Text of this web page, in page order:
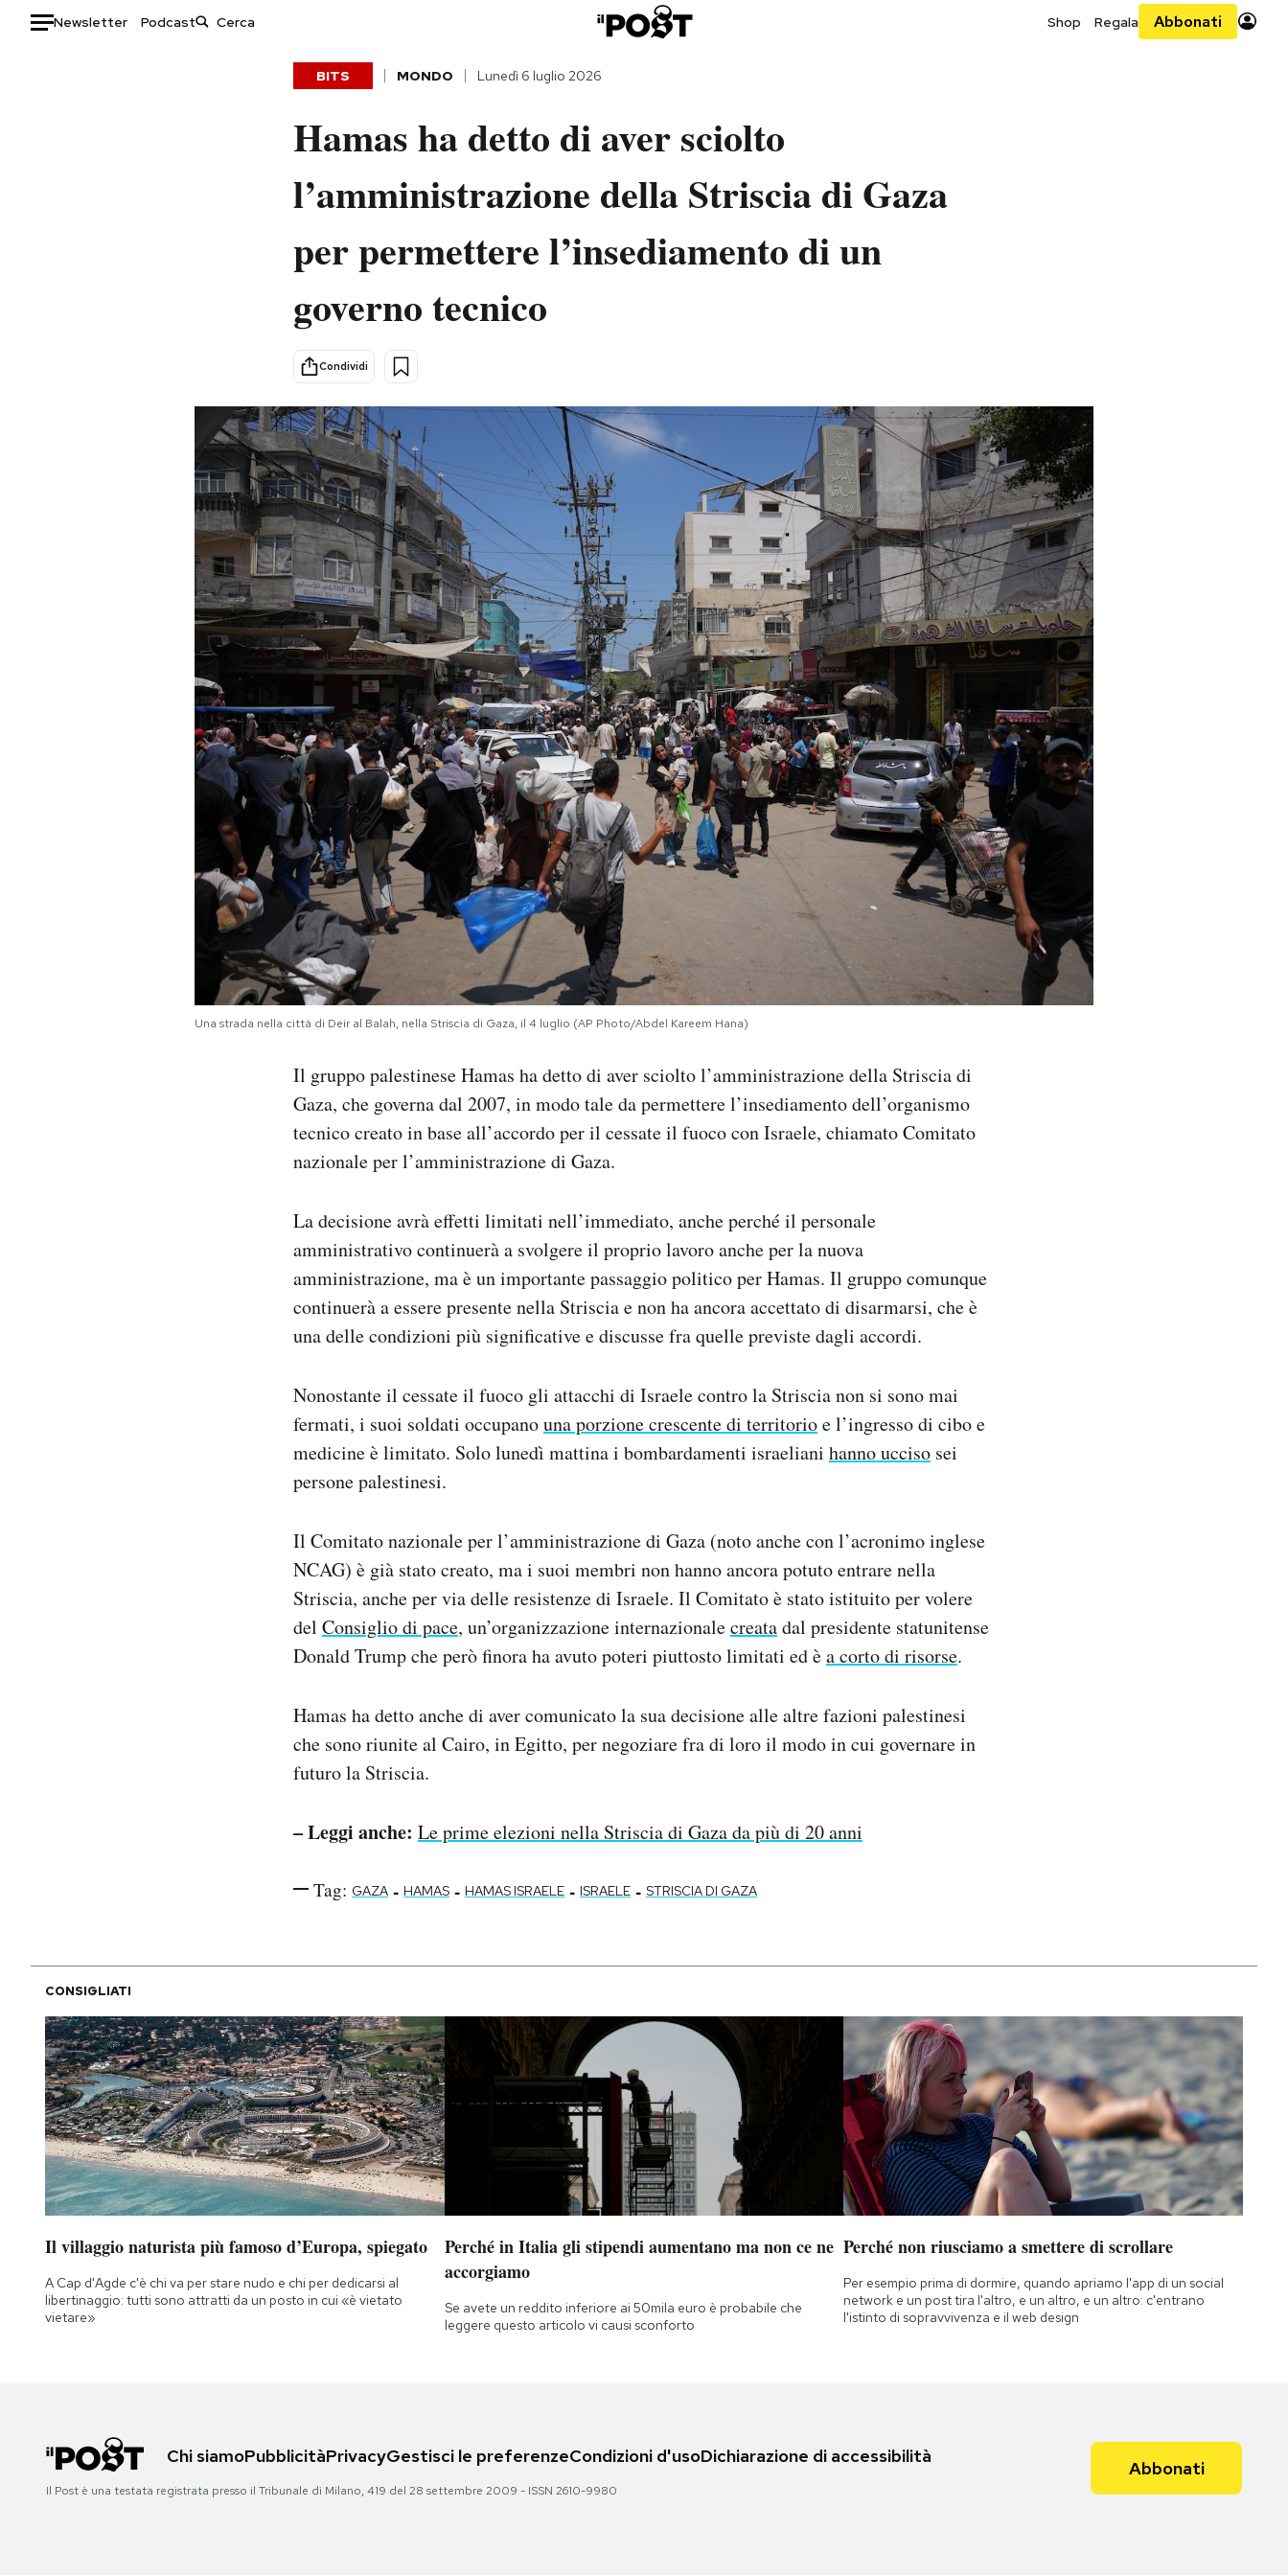
Newsletter Podcast Shop Regala Abbonati
Ok Boomer!
Altrecose
Mondiali calcio 2026
BITS MONDO Lunedì 6 luglio 2026
Hamas ha detto di aver sciolto
l’amministrazione della Striscia di Gaza
per permettere l’insediamento di un
governo tecnico
Condividi
Una strada nella città di Deir al Balah, nella Striscia di Gaza, il 4 luglio (AP Photo/Abdel Kareem Hana)
Il gruppo palestinese Hamas ha detto di aver sciolto l’amministrazione della Striscia di
Gaza, che governa dal 2007, in modo tale da permettere l’insediamento dell’organismo
tecnico creato in base all’accordo per il cessate il fuoco con Israele, chiamato Comitato
nazionale per l’amministrazione di Gaza.
La decisione avrà effetti limitati nell’immediato, anche perché il personale
amministrativo continuerà a svolgere il proprio lavoro anche per la nuova
amministrazione, ma è un importante passaggio politico per Hamas. Il gruppo comunque
continuerà a essere presente nella Striscia e non ha ancora accettato di disarmarsi, che è
una delle condizioni più significative e discusse fra quelle previste dagli accordi.
Nonostante il cessate il fuoco gli attacchi di Israele contro la Striscia non si sono mai
fermati, i suoi soldati occupanouna porzione crescente di territorioe l’ingresso di cibo e
medicine è limitato. Solo lunedì mattina i bombardamenti israeliani hanno ucciso sei
persone palestinesi.
Il Comitato nazionale per l’amministrazione di Gaza (noto anche con l’acronimo inglese
NCAG) è già stato creato, ma i suoi membri non hanno ancora potuto entrare nella
Striscia, anche per via delle resistenze di Israele. Il Comitato è stato istituito per volere
del Consiglio di pace, un’organizzazione internazionalecreatadal presidente statunitense
Donald Trump che però finora ha avuto poteri piuttosto limitati ed èa corto di risorse.
Hamas ha detto anche di aver comunicato la sua decisione alle altre fazioni palestinesi
che sono riunite al Cairo, in Egitto, per negoziare fra di loro il modo in cui governare in
futuro la Striscia.
– Leggi anche: Le prime elezioni nella Striscia di Gaza da più di 20 anni
Tag: GAZA - HAMAS - HAMAS ISRAELE - ISRAELE - STRISCIA DI GAZA
CONSIGLIATI
Il villaggio naturista più famoso d’Europa, spiegato
A Cap d'Agde c'è chi va per stare nudo e chi per dedicarsi al
libertinaggio: tutti sono attratti da un posto in cui «è vietato
vietare»
Perché in Italia gli stipendi aumentano ma non ce ne
accorgiamo
Se avete un reddito inferiore ai 50mila euro è probabile che
leggere questo articolo vi causi sconforto
Perché non riusciamo a smettere di scrollare
Per esempio prima di dormire, quando apriamo l'app di un social
network e un post tira l'altro, e un altro, e un altro: c'entrano
l'istinto di sopravvivenza e il web design
Chi siamoPubblicitàPrivacyGestisci le preferenzeCondizioni d'usoDichiarazione di accessibilità
Il Post è una testata registrata presso il Tribunale di Milano, 419 del 28 settembre 2009 - ISSN 2610-9980
Abbonati